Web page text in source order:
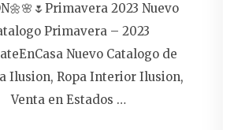
2023 Nuevo
Primavera – 2023
Nuevo Catalogo de
Ilusion, Ropa Interior Ilusion,
Venta en Estados …